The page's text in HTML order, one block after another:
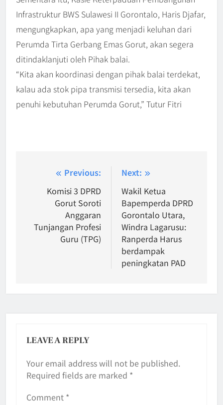
Infrastruktur BWS Sulawesi II Gorontalo, Haris Djafar,
mengungkapkan, apa yang menjadi keluhan dari
Perumda Tirta Gerbang Emas Gorut, akan segera
ditindaklanjuti oleh Pihak balai.
“Kita akan koordinasi dengan pihak balai terdekat,
kalau ada stok pipa transmisi tersedia, kita akan
penuhi kebutuhan Perumda Gorut,” Tutur Fitri
navigation
Previous:
Komisi 3 DPRD
Gorut Soroti
Anggaran
Tunjangan Profesi
Guru (TPG)
Next:
Wakil Ketua
Bapemperda DPRD
Gorontalo Utara,
Windra Lagarusu:
Ranperda Harus
berdampak
peningkatan PAD
LEAVE A REPLY
Your email address will not be published.
Required fields are marked *
Comment *